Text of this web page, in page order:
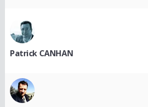
Patrick CANHAN